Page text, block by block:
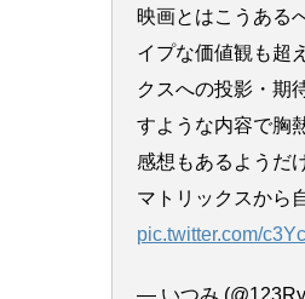
映画とはこうある
イプな価値観も超
クスへの投影・期
すような内容で胸
感想もあるようだ
マトリックスから
pic.twitter.com/
— いつみ